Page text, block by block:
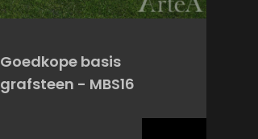
Goedkope basis
grafsteen - MBS16